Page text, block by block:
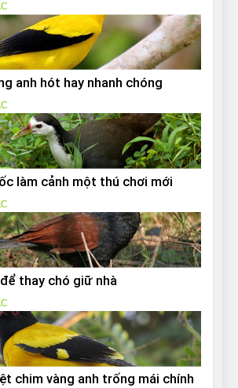
anh hót hay nhanh chóng
làm cảnh một thú chơi mới
thay chó giữ nhà
chim vàng anh trống mái chính